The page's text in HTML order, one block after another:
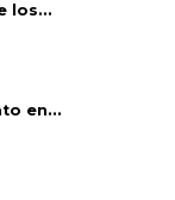
los...
en...